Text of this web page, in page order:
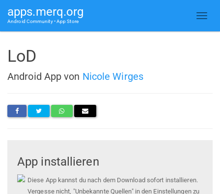
apps.merq.org
Android Community • App Store
LoD
Android App von Nicole Wirges
App installieren
Diese App kannst du nach dem Download sofort installieren.
Vergesse nicht, "Unbekannte Quellen" in den Einstellungen zu